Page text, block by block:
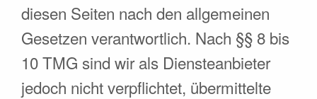
diesen Seiten nach den allgemeinen
Gesetzen verantwortlich. Nach §§ 8 bis
10 TMG sind wir als Diensteanbieter
jedoch nicht verpflichtet, übermittelte